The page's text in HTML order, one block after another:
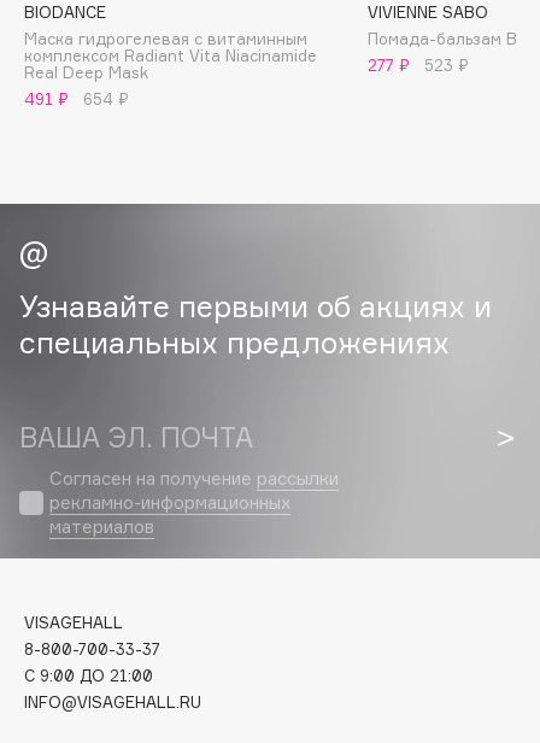
Bvlgari
by TERRY
BY WISHTREND
C
Cadence
Capelli Dorati
Carmex
Catrice
Cettua
Chupa Chups
Clarette
Clarins Precious
Clinique
Clive Christian
BIODANCE
Маска гидрогелевая с витаминным
комплексом Radiant Vita Niacinamide
Real Deep Mask
491 ₽
654 ₽
VIVIENNE SABO
Помада-бальзам
277 ₽
523 ₽
Узнавайте первыми об акциях и
специальных предложениях
ВАША ЭЛ. ПОЧТА
Согласен на получение рассылки
рекламно-информационных
материалов
VISAGEHALL
8-800-700-33-37
C 9:00 ДО 21:00
INFO@VISAGEHALL.RU